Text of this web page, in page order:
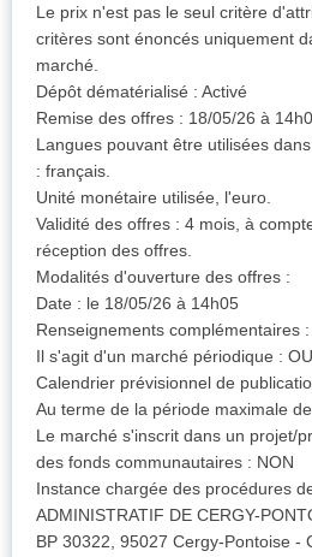
Le prix n'est pas le seul critère
critères sont énoncés uniquement
marché.
Dépôt dématérialisé : Activé
Remise des offres : 18/05/26 à
Langues pouvant être utilisées
: français.
Unité monétaire utilisée, l'euro.
Validité des offres : 4 mois, à
réception des offres.
Modalités d'ouverture des offres :
Date : le 18/05/26 à 14h05
Renseignements complémentaires :
Il s'agit d'un marché périodique :
Calendrier prévisionnel de
Au terme de la période maximale
Le marché s'inscrit dans un projet/
des fonds communautaires : NON
Instance chargée des procédures
ADMINISTRATIF DE CERGY-
BP 30322, 95027 Cergy-Pontoise -